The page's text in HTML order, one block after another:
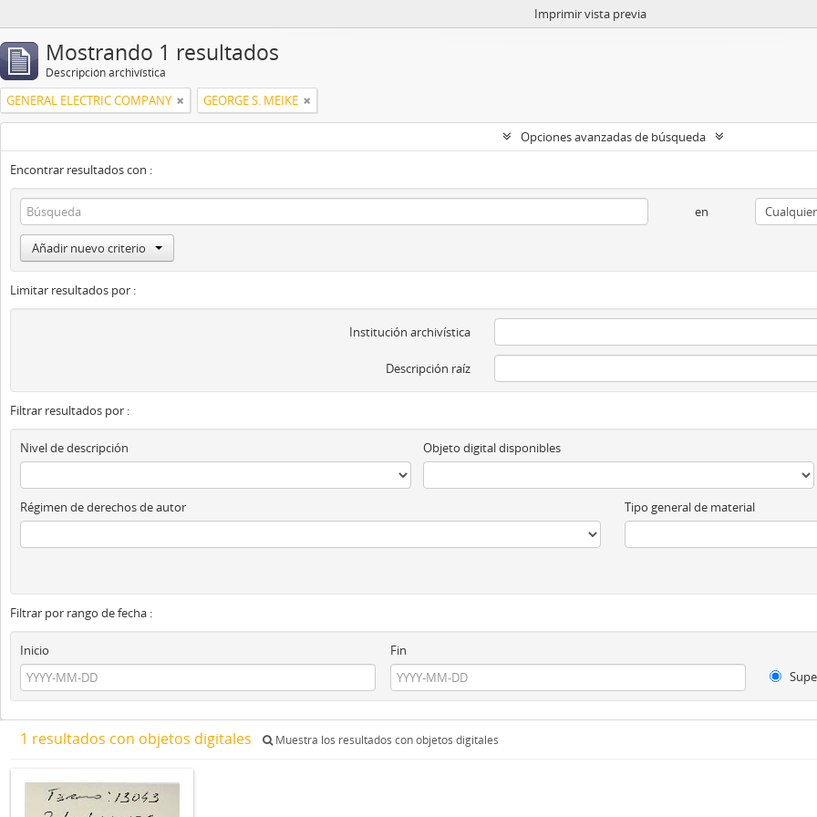
Imprimir vista previa
Mostrando 1 resultados
Descripción archivística
GENERAL ELECTRIC COMPANY GEORGE S. MEIKE
Opciones avanzadas de búsqueda
Encontrar resultados con :
en
Añadir nuevo criterio
Limitar resultados por :
Institución archivística
Descripción raíz
Filtrar resultados por :
Nivel de descripción Objeto digital disponibles
Régimen de derechos de autor Tipo general de material
Filtrar por rango de fecha :
Inicio
Fin
1 resultados con objetos digitales Muestra los resultados con objetos digitales